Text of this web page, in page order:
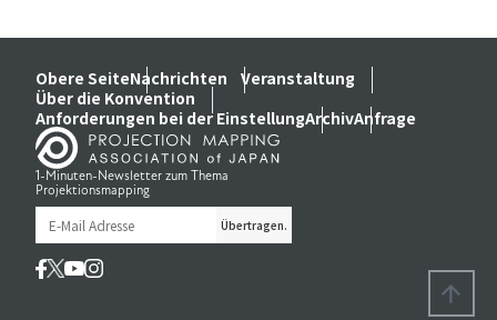
Obere SeiteNachrichten
Veranstaltung
Über die Konvention
Anforderungen bei der EinstellungArchivAnfrage
1-Minuten-Newsletter zum Thema
Projektionsmapping